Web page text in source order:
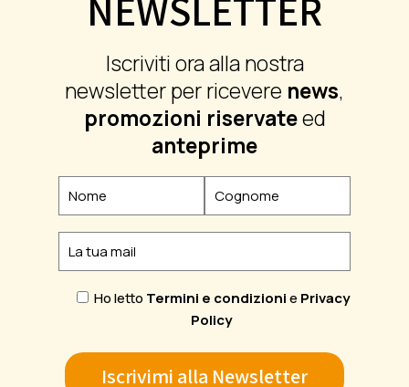
Iscriviti ora alla nostra
newsletter per ricevere news,
promozioni riservateed
anteprime
Ho letto Termini e condizionie Privacy
Policy